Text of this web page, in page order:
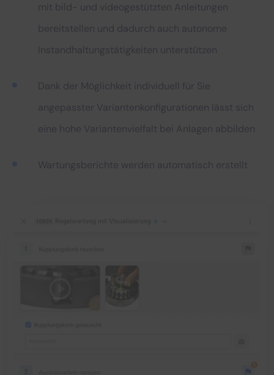
mit bild- und videogestützten Anleitungen
bereitstellen und dadurch auch autonome
Instandhaltungstätigkeiten unterstützen
Dank der Möglichkeit individuell für Sie
angepasster Variantenkonfigurationen lässt sich
eine hohe Variantenvielfalt bei Anlagen abbilden
Wartungsberichte werden automatisch erstellt